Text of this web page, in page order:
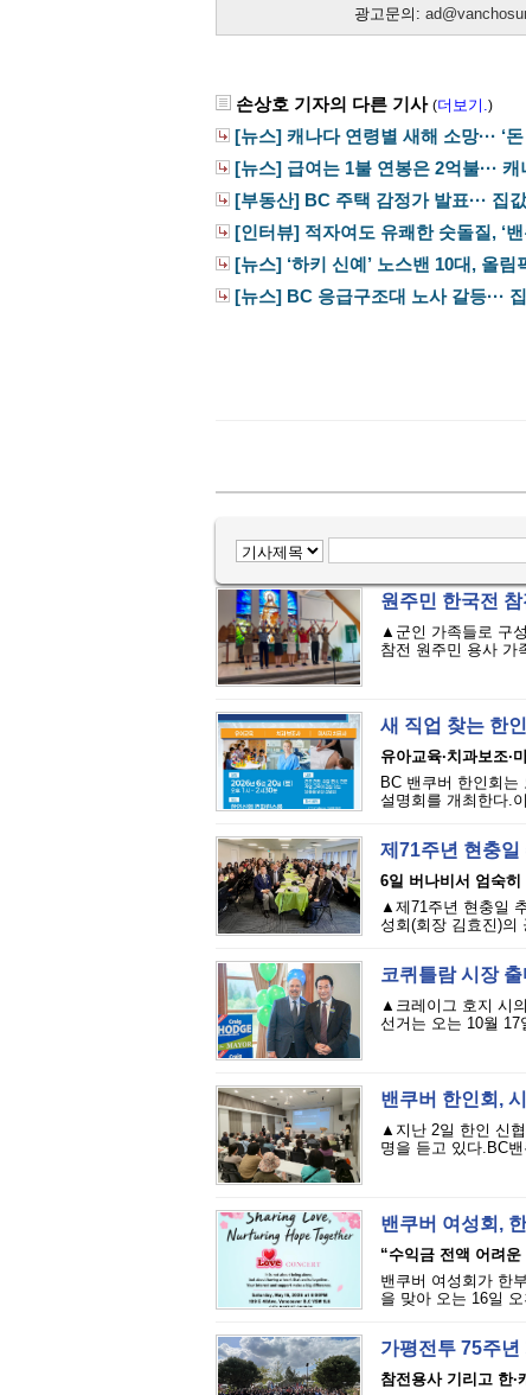
광고문의:
손상호 기자의 다른 기사 (더보기.)
[뉴스] 캐나다 연령별 새해 소망··· ‘
[뉴스] 급여는 1불 연봉은 2억불···
[부동산] BC 주택 감정가 발표··· 집
[인터뷰] 적자여도 유쾌한 숫돌질, ‘
[뉴스] ‘하키 신예’ 노스밴 10대, 올림
[뉴스] BC 응급구조대 노사 갈등···
원주민 한국전 참
▲군인 가족들로 구
참전 원주민 용사 가
새 직업 찾는 한
유아교육·치과보조·
BC 밴쿠버 한인회는
설명회를 개최한다.
제71주년 현충일
6일 버나비서 엄숙히
▲제71주년 현충일
성회(회장 김효진)의
코퀴틀람 시장
▲크레이그 호지 시
선거는 오는 10월
밴쿠버 한인회,
▲지난 2일 한인 신
명을 듣고 있다.BC
밴쿠버 여성회,
“수익금 전액 어려
밴쿠버 여성회가 한
을 맞아 오는 16일
가평전투 75주년
참전용사 기리고 한·